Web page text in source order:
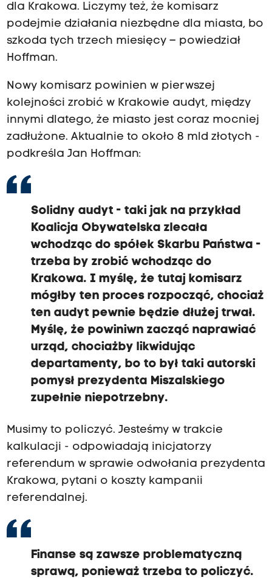
dla Krakowa. Liczymy też, że komisarz
podejmie działania niezbędne dla miasta, bo
szkoda tych trzech miesięcy – powiedział
Hoffman.
Nowy komisarz powinien w pierwszej
kolejności zrobić w Krakowie audyt, między
innymi dlatego, że miasto jest coraz mocniej
zadłużone. Aktualnie to około 8 mld złotych -
podkreśla Jan Hoffman:
Solidny audyt - taki jak na przykład
Koalicja Obywatelska zlecała
wchodząc do spółek Skarbu Państwa -
trzeba by zrobić wchodząc do
Krakowa. I myślę, że tutaj komisarz
mógłby ten proces rozpocząć, chociaż
ten audyt pewnie będzie dłużej trwał.
Myślę, że powiniwn zacząć naprawiać
urząd, chociażby likwidując
departamenty, bo to był taki autorski
pomysł prezydenta Miszalskiego
zupełnie niepotrzebny.
Musimy to policzyć. Jesteśmy w trakcie
kalkulacji - odpowiadają inicjatorzy
referendum w sprawie odwołania prezydenta
Krakowa, pytani o koszty kampanii
referendalnej.
Finanse są zawsze problematyczną
sprawą, ponieważ trzeba to policzyć.